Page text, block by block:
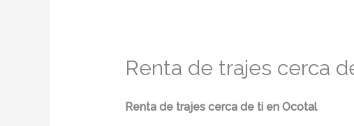
Renta de trajes cerca
Renta de trajes cerca de ti en Ocotal